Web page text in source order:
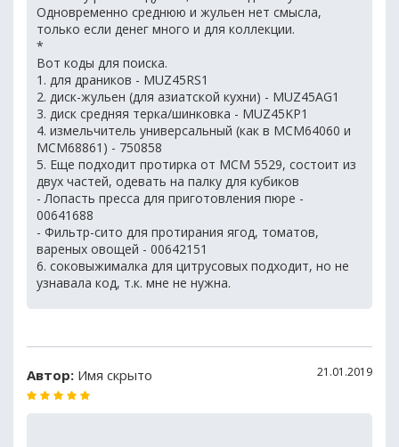
Одновременно среднюю и жульен нет смысла,
только если денег много и для коллекции.
*
Вот коды для поиска.
1. для драников - MUZ45RS1
2. диск-жульен (для азиатской кухни) - MUZ45AG1
3. диск средняя терка/шинковка - MUZ45KP1
4. измельчитель универсальный (как в MCM64060 и
MCM68861) - 750858
5. Еще подходит протирка от MCM 5529, состоит из
двух частей, одевать на палку для кубиков
- Лопасть пресса для приготовления пюре -
00641688
- Фильтр-сито для протирания ягод, томатов,
вареных овощей - 00642151
6. соковыжималка для цитрусовых подходит, но не
узнавала код, т.к. мне не нужна.
Автор: Имя скрыто 21.01.2019